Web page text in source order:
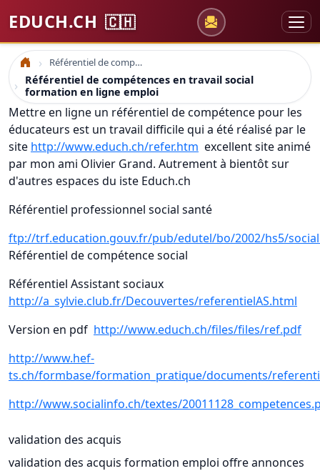
EDUCH.CH 🇨🇭
Accueil Référentiel de compétences en travail social formation en ligne emploi
Référentiel de compétences en travail social
formation en ligne emploi
Mettre en ligne un référentiel de compétence pour les
éducateurs est un travail difficile qui a été réalisé par le
site http://www.educh.ch/refer.htm excellent site animé
par mon ami Olivier Grand. Autrement à bientôt sur
d'autres espaces du iste Educh.ch
Référentiel professionnel social santé
ftp://trf.education.gouv.fr/pub/edutel/bo/2002/hs5/
Référentiel de compétence social
Référentiel Assistant sociaux
http://a_sylvie.club.fr/Decouvertes/referentielAS.html
Version en pdf http://www.educh.ch/files/files/ref.pdf
http://www.hef-
ts.ch/formbase/formation_pratique/documents/
http://www.socialinfo.ch/textes/
validation des acquis
validation des acquis formation emploi offre annonces